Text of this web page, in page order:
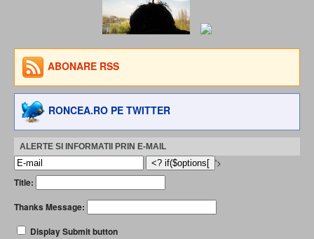
ABONARE RSS
RONCEA.RO PE TWITTER
ALERTE SI INFORMATII PRIN E-MAIL
'>
Title:
Thanks Message:
Display Submit button